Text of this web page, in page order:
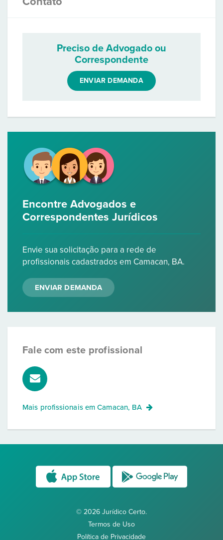
Preciso de Advogado ou
Correspondente
ENVIAR DEMANDA
Encontre Advogados e
Correspondentes Jurídicos
Envie sua solicitação para a rede de
profissionais cadastrados em Camacan, BA.
ENVIAR DEMANDA
Fale com este profissional
Mais profissionais emCamacan, BA
© 2026 Jurídico Certo.
Termos de Uso
Política de Privacidade